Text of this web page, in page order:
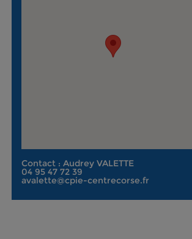
Contact : Audrey VALETTE
04 95 47 72 39
avalette@cpie-centrecorse.fr